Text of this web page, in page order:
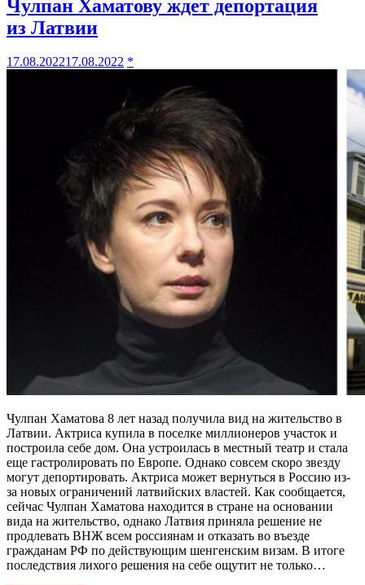
Чулпан Хаматову ждет депортация
из Латвии
17.08.202217.08.2022 *
Чулпан Хаматова 8 лет назад получила вид на жительство в
Латвии. Актриса купила в поселке миллионеров участок и
построила себе дом. Она устроилась в местный театр и стала
еще гастролировать по Европе. Однако совсем скоро звезду
могут депортировать. Актриса может вернуться в Россию из-
за новых ограничений латвийских властей. Как сообщается,
сейчас Чулпан Хаматова находится в стране на основании
вида на жительство, однако Латвия приняла решение не
продлевать ВНЖ всем россиянам и отказать во въезде
гражданам РФ по действующим шенгенским визам. В итоге
последствия лихого решения на себе ощутит не только…